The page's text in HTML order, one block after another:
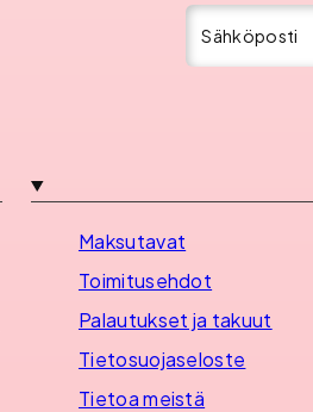
Sähköposti
Maksutavat
Toimitusehdot
Palautukset ja takuut
Tietosuojaseloste
Tietoa meistä